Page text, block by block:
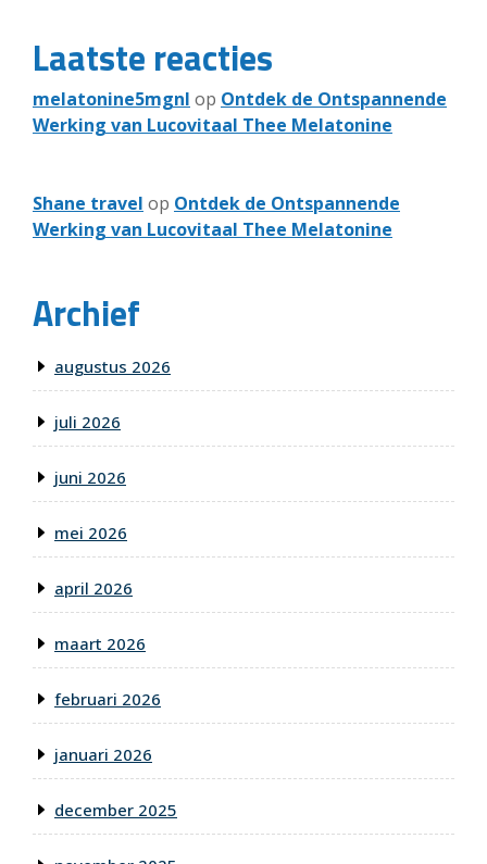
Laatste reacties
melatonine5mgnl op Ontdek de Ontspannende
Werking van Lucovitaal Thee Melatonine
Shane travel op Ontdek de Ontspannende
Werking van Lucovitaal Thee Melatonine
Archief
augustus 2026
juli 2026
juni 2026
mei 2026
april 2026
maart 2026
februari 2026
januari 2026
december 2025